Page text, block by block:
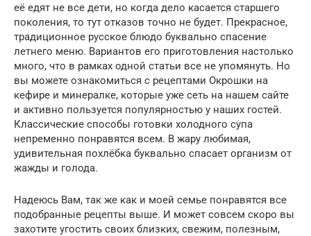
её едят не все дети, но когда дело касается старшего
поколения, то тут отказов точно не будет. Прекрасное,
традиционное русское блюдо буквально спасение
летнего меню. Вариантов его приготовления настолько
много, что в рамках одной статьи все не упомянуть. Но
вы можете ознакомиться с рецептами Окрошки на
кефире и минералке, которые уже сеть на нашем сайте
и активно пользуется популярностью у наших гостей.
Классические способы готовки холодного супа
непременно понравятся всем. В жару любимая,
удивительная похлёбка буквально спасает организм от
жажды и голода.
Надеюсь Вам, так же как и моей семье понравятся все
подобранные рецепты выше. И может совсем скоро вы
захотите угостить своих близких, свежим, полезным,